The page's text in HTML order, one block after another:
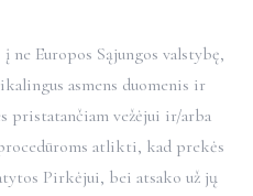
Europos Sąjungos valstybę,
asmens duomenis ir
pristatančiam vežėjui ir/arba
atlikti, kad prekės
Pirkėjui, bei atsako už jų